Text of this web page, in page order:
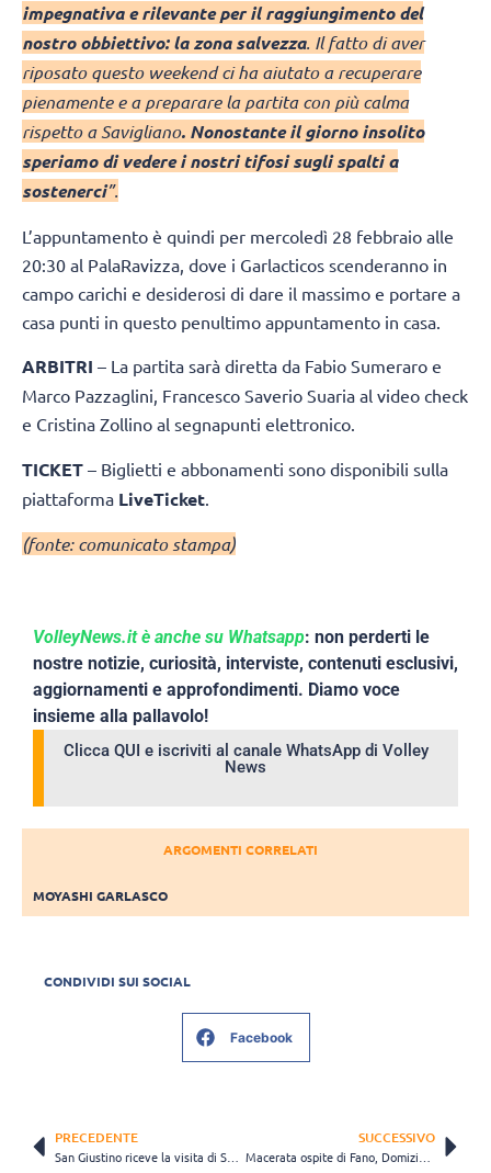
impegnativa e rilevante per il raggiungimento del
nostro obbiettivo: la zona salvezza. Il fatto di aver
riposato questo weekend ci ha aiutato a recuperare
pienamente e a preparare la partita con più calma
rispetto a Savigliano. Nonostante il giorno insolito
speriamo di vedere i nostri tifosi sugli spalti a
sostenerci”.
L’appuntamento è quindi per mercoledì 28 febbraio alle
20:30 al PalaRavizza, dove i Garlacticos scenderanno in
campo carichi e desiderosi di dare il massimo e portare a
casa punti in questo penultimo appuntamento in casa.
ARBITRI – La partita sarà diretta da Fabio Sumeraro e
Marco Pazzaglini, Francesco Saverio Suaria al video check
e Cristina Zollino al segnapunti elettronico.
TICKET – Biglietti e abbonamenti sono disponibili sulla
piattaforma LiveTicket
(fonte: comunicato stampa)
VolleyNews.it è anche su Whatsapp: non perderti le
nostre notizie, curiosità, interviste, contenuti esclusivi,
aggiornamenti e approfondimenti. Diamo voce
insieme alla pallavolo!
Clicca QUI e iscriviti al canale WhatsApp di Volley
News
ARGOMENTI CORRELATI
MOYASHI GARLASCO
CONDIVIDI SUI SOCIAL
Facebook
PRECEDENTE
San Giustino riceve la visita di Sabaudia, obiettivo mantenere il secondo posto
SUCCESSIVO
Macerata ospite di Fano, Domizioli: “Bella sfida contro Fano, ci darà indicazioni importanti”